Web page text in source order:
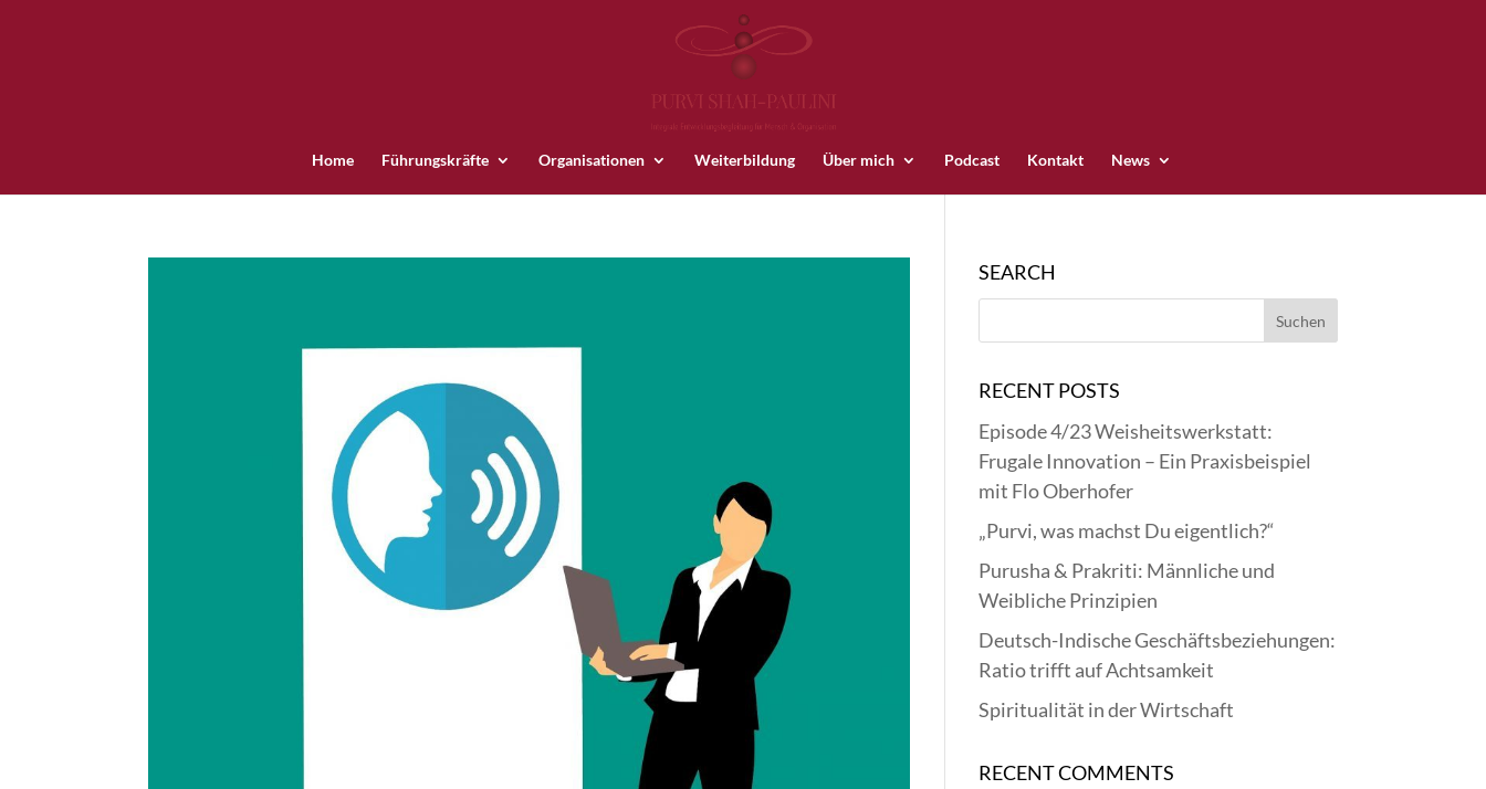
Home Führungskräfte Organisationen Weiterbildung Über mich Podcast Kontakt News
SEARCH
RECENT POSTS
Episode 4/23 Weisheitswerkstatt:
Frugale Innovation – Ein Praxisbeispiel
mit Flo Oberhofer
„Purvi, was machst Du eigentlich?“
Purusha & Prakriti: Männliche und
Weibliche Prinzipien
Deutsch-Indische Geschäftsbeziehungen:
Ratio trifft auf Achtsamkeit
Spiritualität in der Wirtschaft
RECENT COMMENTS